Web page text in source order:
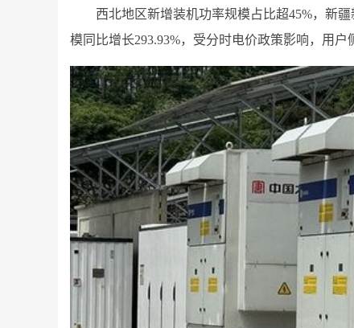
西北地区新增装机功率规模占比超45%，新
模同比增长293.93%，受分时电价政策影响，用户